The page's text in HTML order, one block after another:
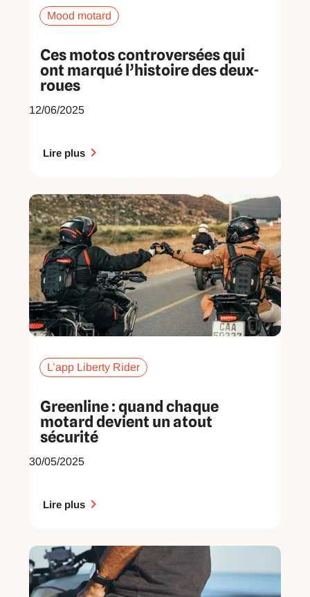
Mood motard
Ces motos controversées qui
ont marqué l’histoire des deux-
roues
12/06/2025
Lire plus
L’app Liberty Rider
Greenline : quand chaque
motard devient un atout
sécurité
30/05/2025
Lire plus